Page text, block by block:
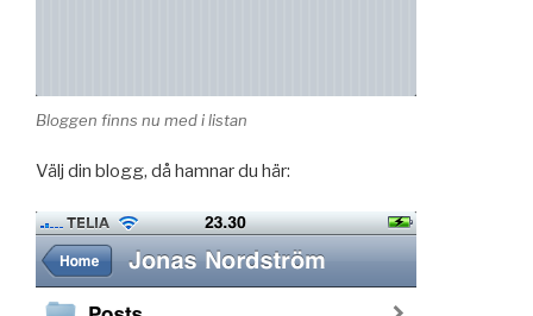
Bloggen finns nu med i listan
Välj din blogg, då hamnar du här: